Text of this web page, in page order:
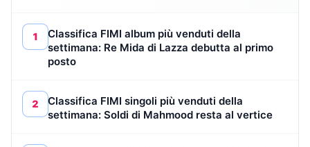
1
Classifica FIMI album più venduti della
settimana: Re Mida di Lazza debutta al primo
posto
2
Classifica FIMI singoli più venduti della
settimana: Soldi di Mahmood resta al vertice